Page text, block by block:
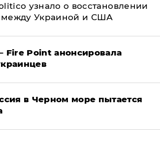
узнало о восстановлении
Украиной и США
Fire Point анонсировала
в Черном море пытается